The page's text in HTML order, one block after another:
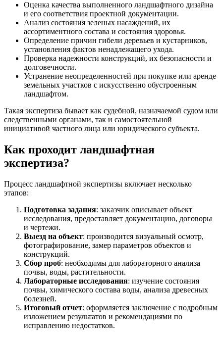
Оценка качества выполненного ландшафтного дизайна
и его соответствия проектной документации.
Анализ состояния зеленых насаждений, их
ассортиментного состава и состояния здоровья.
Определение причин гибели деревьев и кустарников,
установления фактов ненадлежащего ухода.
Проверка надежности конструкций, их безопасности и
долговечности.
Устранение неопределенностей при покупке или аренде
земельных участков с искусственно обустроенным
ландшафтом.
Такая экспертиза бывает как судебной, назначаемой судом или
следственными органами, так и самостоятельной
инициативой частного лица или юридического субъекта.
Как проходит ландшафтная
экспертиза?
Процесс ландшафтной экспертизы включает несколько
этапов:
Подготовка задания: заказчик описывает объект
исследования, предоставляет документацию, договоры
и чертежи.
Выезд на объект: производится визуальный осмотр,
фотографирование, замер параметров объектов и
конструкций.
Сбор проб: необходимы для лабораторного анализа
почвы, воды, растительности.
Лабораторные исследования: изучение состояния
почвы, химического состава воды, анализа древесных
болезней.
Итоговый отчет: оформляется заключение с подробным
изложением результатов и рекомендациями по
исправлению недостатков.